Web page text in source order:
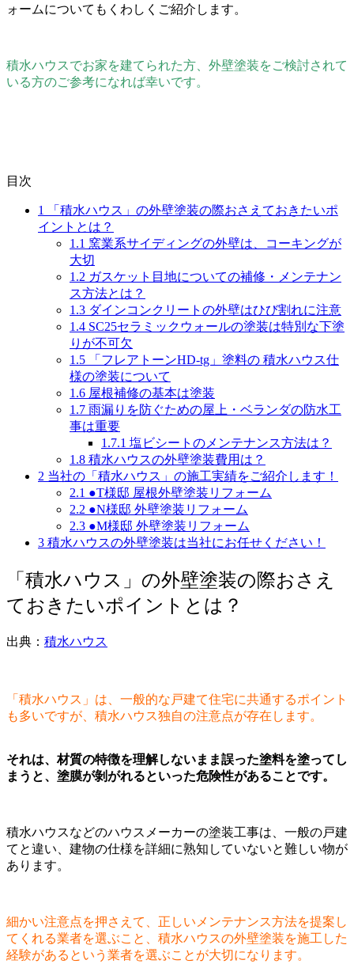
ォームについてもくわしくご紹介します。
積水ハウスでお家を建てられた方、外壁塗装をご検討されて
いる方のご参考になれば幸いです。
目次
1
「積水ハウス」の外壁塗装の際おさえておきたいポ
イントとは？
1.1 窯業系サイディングの外壁は、コーキングが
大切
1.2 ガスケット目地についての補修・メンテナン
ス方法とは？
1.3 ダインコンクリートの外壁はひび割れに注意
1.4 SC25セラミックウォールの塗装は特別な下塗
りが不可欠
1.5 「フレアトーンHD-tg」塗料の 積水ハウス仕
様の塗装について
1.6 屋根補修の基本は塗装
1.7 雨漏りを防ぐための屋上・ベランダの防水工
事は重要
1.7.1 塩ビシートのメンテナンス方法は？
1.8 積水ハウスの外壁塗装費用は？
2 当社の「積水ハウス」の施工実績をご紹介します！
2.1 ●T様邸 屋根外壁塗装リフォーム
2.2 ●N様邸 外壁塗装リフォーム
2.3 ●M様邸 外壁塗装リフォーム
3 積水ハウスの外壁塗装は当社にお任せください！
「積水ハウス」の外壁塗装の際おさえ
ておきたいポイントとは？
出典： 積水ハウス
「積水ハウス」は、一般的な戸建て住宅に共通するポイント
も多いですが、積水ハウス独自の注意点が存在します。
それは、材質の特徴を理解しないまま誤った塗料を塗ってし
まうと、塗膜が剝がれるといった危険性があることです。
積水ハウスなどのハウスメーカーの塗装工事は、一般の戸建
てと違い、建物の仕様を詳細に熟知していないと難しい物が
あります。
細かい注意点を押さえて、正しいメンテナンス方法を提案し
てくれる業者を選ぶこと、積水ハウスの外壁塗装を施工した
経験があるという業者を選ぶことが大切になります。